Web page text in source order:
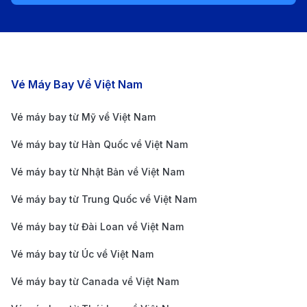
xe buýt này thường có giá vé rẻ (khoảng 40.000 -
hơn và không được tiện lợi bằng taxi.
Xe đưa đón sân bay: Nhiều khách sạn và dịch vụ
du lịch cung cấp xe đưa đón từ trung tâm Đà Lạt
đến sân bay Liên Khương, giúp bạn tiết kiệm thời
đặt trước dịch vụ này thông qua khách sạn hoặc
các công ty du lịch với mức giá khoảng 180.000 -
220.000 VND/người.
Thông tin về sân bay quốc tế Kuala
Các chặng bay nổi bật
Vé Máy Bay Về Việt Nam
Vé máy bay từ Mỹ về Việt Nam
Vé máy bay từ Hàn Quốc về Việt Nam
Vé máy bay từ Nhật Bản về Việt Nam
Vé máy bay từ Trung Quốc về Việt Nam
Vé máy bay từ Đài Loan về Việt Nam
Vé máy bay từ Úc về Việt Nam
Vé máy bay từ Canada về Việt Nam